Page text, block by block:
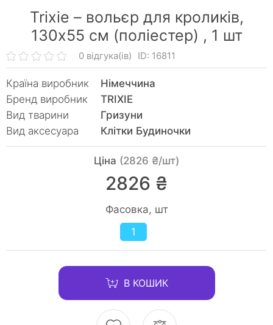
Trixie – вольєр для кроликів,
130х55 см (поліестер) , 1 шт
0 відгука(ів) ID: 16811
Країна виробник
Німеччина
Бренд виробник
TRIXIE
Вид тварини
Гризуни
Вид аксесуара
Клітки Будиночки
Ціна (2826 ₴/шт)
2826 ₴
Фасовка, шт
1
В КОШИК